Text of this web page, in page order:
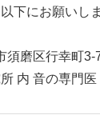
下にお願いしま
須磨区行幸町3-
内 音の専門医